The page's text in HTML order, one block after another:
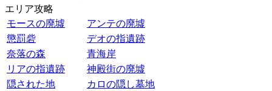
エリア攻略
モースの廃墟
アンテの廃墟
懲罰砦
デオの指遺跡
奈落の森
青海岸
リアの指遺跡
神殿街の廃墟
隠された地
カロの隠し墓地